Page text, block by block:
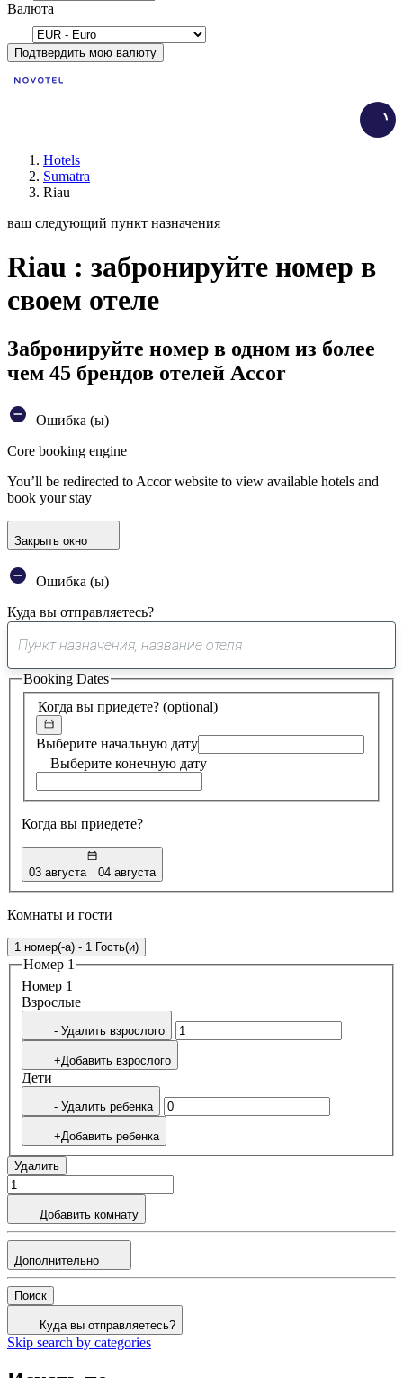
Валюта
Подтвердить мою валюту
Hotels
Sumatra
Riau
ваш следующий пункт назначения
Riau : забронируйте номер в
своем отеле
Забронируйте номер в одном из более
чем 45 брендов отелей Accor
Ошибка (ы)
Core booking engine
You’ll be redirected to Accor website to view available hotels and
book your stay
Закрыть окно
Ошибка (ы)
Куда вы отправляетесь?
0
предложение
найдено
Когда вы приедете? (optional)
Выберите начальную дату
Выберите конечную дату
Когда вы приедете?
03 августа 04 августа
Booking Dates
Комнаты и гости
1 номер(-а) - 1 Гость(и)
Номер 1
Номер 1
Bзрослые
- Удалить взрослого
+Добавить взрослого
Дети
- Удалить ребенка
+Добавить ребенка
Удалить
Добавить комнату
Дополнительно
Поиск
Куда вы отправляетесь?
Skip search by categories